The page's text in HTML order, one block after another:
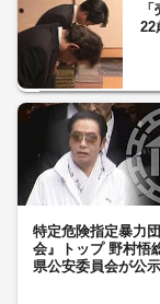
22
特定危険指定暴力
会』トップ 野村悟
県公安委員会が公